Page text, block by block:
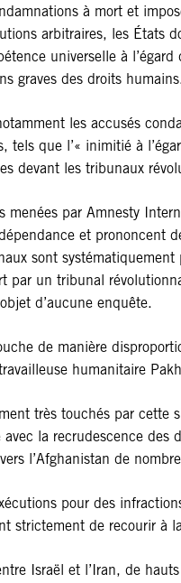
à mort et
arbitraires, les États
universelle à
graves des droits
les accusés
tels que l’« inimitié à
devant les tribunaux
menées par Amnesty
et prononcent
sont
par un tribunal
d’aucune enquête.
de manière
humanitaire
très touchés par
la recrudescence
l’Afghanistan de
pour des
strictement de recourir à
Israël et l’Iran, de